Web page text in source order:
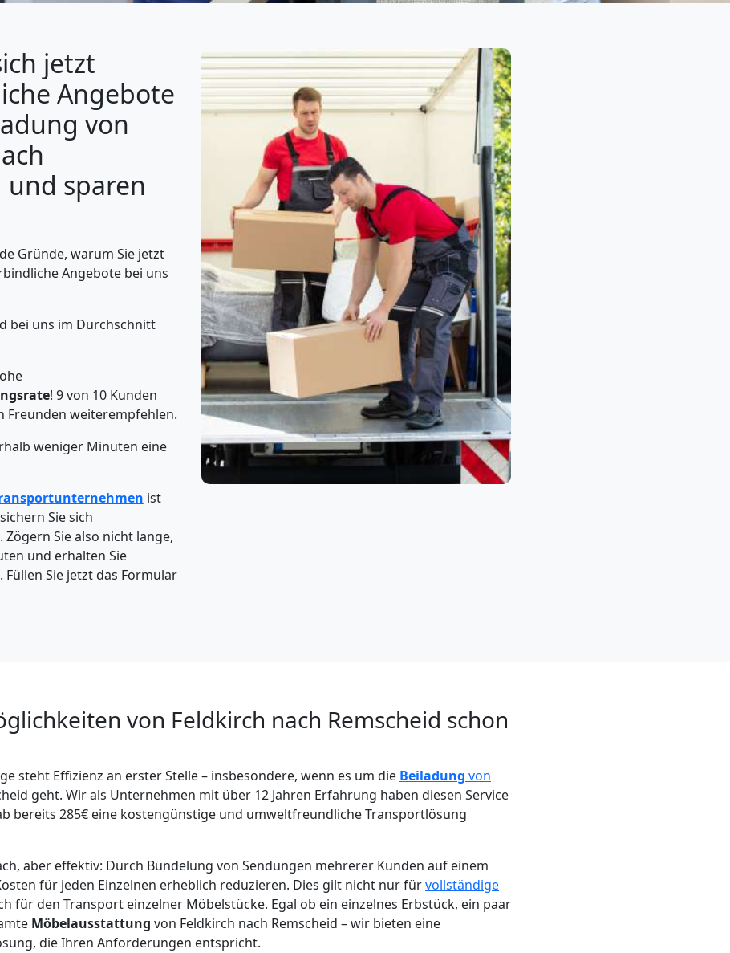
jetzt
Angebote
von
und sparen
Gründe, warum Sie jetzt
Angebote bei uns
bei uns im Durchschnitt
! 9 von 10 Kunden
Freunden weiterempfehlen.
weniger Minuten eine
ist
Sie sich
Zögern Sie also nicht lange,
und erhalten Sie
Sie jetzt das Formular
von Feldkirch nach Remscheid schon
steht Effizienz an erster Stelle – insbesondere, wenn es um die Beiladung von
geht. Wir als Unternehmen mit über 12 Jahren Erfahrung haben diesen Service
bereits 285€ eine kostengünstige und umweltfreundliche Transportlösung
aber effektiv: Durch Bündelung von Sendungen mehrerer Kunden auf einem
für jeden Einzelnen erheblich reduzieren. Dies gilt nicht nur fürvollständige
für den Transport einzelner Möbelstücke. Egal ob ein einzelnes Erbstück, ein paar
Möbelausstattung von Feldkirch nach Remscheid – wir bieten eine
die Ihren Anforderungen entspricht.